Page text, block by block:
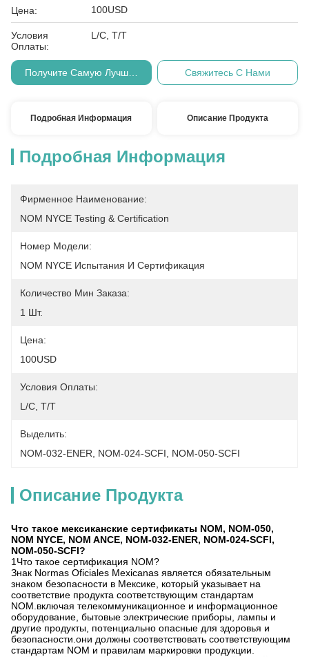
Цена: 100USD
Условия
Оплаты:
L/C, T/T
Получите Самую Лучшую Цену Свяжитесь С Нами
Подробная Информация Описание Продукта
Подробная Информация
Фирменное Наименование:
NOM NYCE Testing & Certification
Номер Модели:
NOM NYCE Испытания И Сертификация
Количество Мин Заказа:
1 Шт.
Цена:
100USD
Условия Оплаты:
L/C, T/T
Выделить:
NOM-032-ENER
NOM-024-SCFI NOM-050-SCFI
Описание Продукта
Что такое мексиканские сертификаты NOM, NOM-050,
NOM NYCE, NOM ANCE, NOM-032-ENER, NOM-024-SCFI,
NOM-050-SCFI?
1Что такое сертификация NOM?
Знак Normas Oficiales Mexicanas является обязательным
знаком безопасности в Мексике, который указывает на
соответствие продукта соответствующим стандартам
NOM.включая телекоммуникационное и информационное
оборудование, бытовые электрические приборы, лампы и
другие продукты, потенциально опасные для здоровья и
безопасности.они должны соответствовать соответствующим
стандартам NOM и правилам маркировки продукции.